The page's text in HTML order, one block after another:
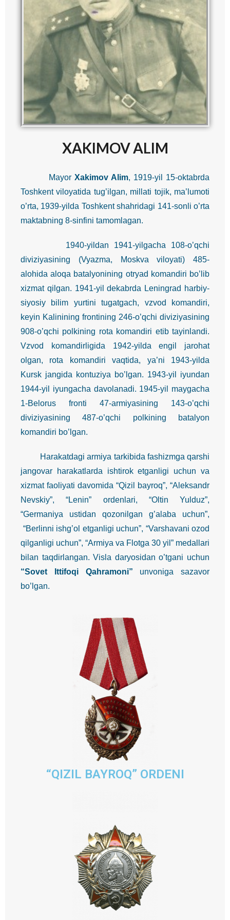
XAKIMOV ALIM
MayorXakimov Alim, 1919-yil 15-oktabrda
Toshkent viloyatida tug’ilgan, millati tojik, ma’lumoti
o’rta, 1939-yilda Toshkent shahridagi 141-sonli o’rta
maktabning 8-sinfini tamomlagan.
1940-yildan 1941-yilgacha 108-o’qchi
diviziyasining (Vyazma, Moskva viloyati) 485-
alohida aloqa batalyonining otryad komandiri bo’lib
xizmat qilgan. 1941-yil dekabrda Leningrad harbiy-
siyosiy bilim yurtini tugatgach, vzvod komandiri,
keyin Kalinining frontining 246-o’qchi diviziyasining
908-o’qchi polkining rota komandiri etib tayinlandi.
Vzvod komandirligida 1942-yilda engil jarohat
olgan, rota komandiri vaqtida, ya’ni 1943-yilda
Kursk jangida kontuziya bo’lgan. 1943-yil iyundan
1944-yil iyungacha davolanadi. 1945-yil maygacha
1-Belorus fronti 47-armiyasining 143-o’qchi
diviziyasining 487-o’qchi polkining batalyon
komandiri bo’lgan.
Harakatdagi armiya tarkibida fashizmga qarshi
jangovar harakatlarda ishtirok etganligi uchun va
xizmat faoliyati davomida “Qizil bayroq”, “Aleksandr
Nevskiy”, “Lenin” ordenlari, “Oltin Yulduz”,
“Germaniya ustidan qozonilgan g’alaba uchun”,
“Berlinni ishg’ol etganligi uchun”, “Varshavani ozod
qilganligi uchun”, “Armiya va Flotga 30 yil” medallari
bilan taqdirlangan. Visla daryosidan o’tgani uchun
“Sovet Ittifoqi Qahramoni” unvoniga sazavor
bo’lgan.
“QIZIL BAYROQ” ORDENI